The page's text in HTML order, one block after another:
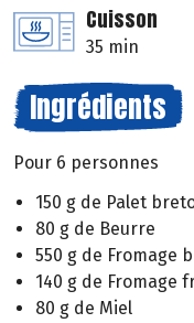
Cuisson
35 min
Ingrédients
Pour 6 personnes
150 g de Palet
80 g de Beurre
550 g de Fromage
140 g de Fromage
80 g de Miel